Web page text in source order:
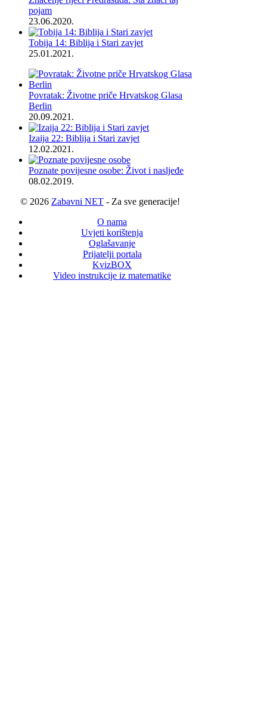
pojam
23.06.2020.
Tobija 14: Biblija i Stari zavjet
25.01.2021.
Povratak: Životne priče Hrvatskog Glasa
Berlin
20.09.2021.
Izaija 22: Biblija i Stari zavjet
12.02.2021.
Poznate povijesne osobe: Život i nasljeđe
08.02.2019.
© 2026 Zabavni NET - Za sve generacije!
O nama
Uvjeti korištenja
Oglašavanje
Prijatelji portala
KvizBOX
Video instrukcije iz matematike